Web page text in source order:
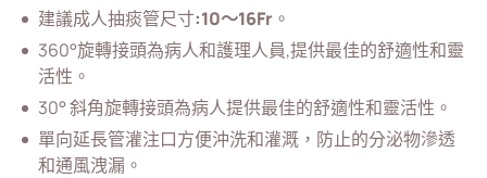
建議成人抽痰管尺寸:10〜16Fr 。
360°旋轉接頭為病人和護理人員,提供最佳的舒適性和靈
活性。
30° 斜角旋轉接頭為病人提供最佳的舒適性和靈活性。
單向延長管灌注口方便沖洗和灌溉，防止的分泌物滲透
和通風洩漏。
麻醉面罩
噴霧器及噴霧面罩
氣管內管氣切管
經皮引流